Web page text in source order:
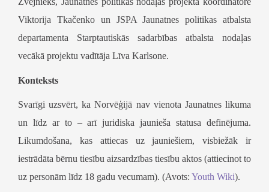
Viktorija Tkačenko un JSPA Jaunatnes politikas atbalsta
departamenta Starptautiskās sadarbības atbalsta nodaļas
vecākā projektu vadītāja Līva Karlsone.
Konteksts
Svarīgi uzsvērt, ka Norvēģijā nav vienota Jaunatnes likuma
un līdz ar to – arī juridiska jaunieša statusa definējuma.
Likumdošana, kas attiecas uz jauniešiem, visbiežāk ir
iestrādāta bērnu tiesību aizsardzības tiesību aktos (attiecinot to
uz personām līdz 18 gadu vecumam). (Avots: Youth Wiki).